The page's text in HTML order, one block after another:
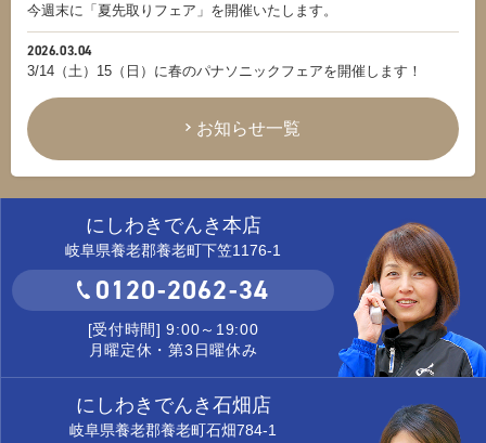
今週末に「夏先取りフェア」を開催いたします。
2026.03.04
3/14（土）15（日）に春のパナソニックフェアを開催します！
お知らせ一覧
にしわきでんき本店
岐阜県養老郡養老町下笠1176-1
0120-2062-34
[受付時間] 9:00～19:00
月曜定休・第3日曜休み
にしわきでんき石畑店
岐阜県養老郡養老町石畑784-1